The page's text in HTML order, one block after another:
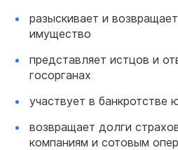
разыскивает и
имущество
представляет истцов и
госорганах
участвует в банкротстве
возвращает долги
компаниям и сотовым